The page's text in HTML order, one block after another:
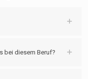
bei diesem Beruf?